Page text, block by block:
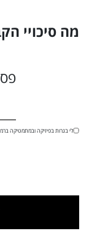
מה סיכויי
יש לי בגרות בפיזיקה ובמתמטיקה ברמת 5